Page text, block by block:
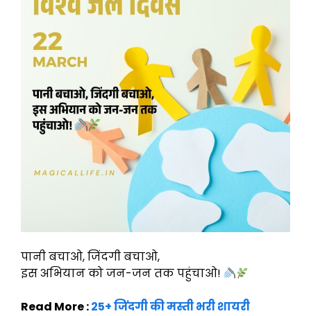
पानी बचाओ, जिंदगी बचाओ,
इस अभियान को जन-जन तक पहुंचाओ!
Read More :25+ जिंदगी की मस्ती भरी शायरी